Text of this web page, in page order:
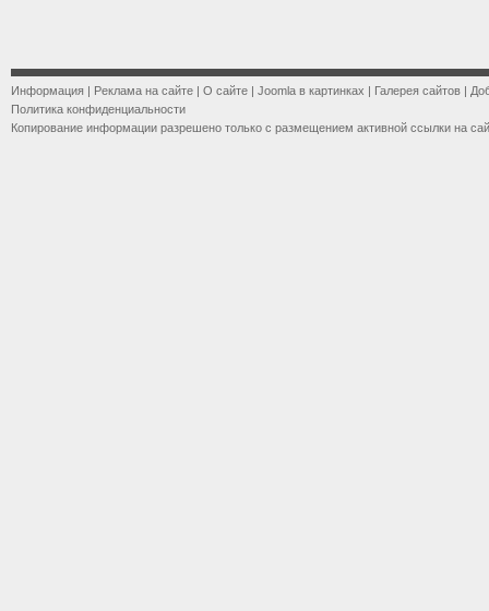
Информация | Реклама на сайте | О сайте | Joomla в картинках | Галерея сайтов |
Политика конфиденциальности
Копирование информации разрешено только с размещением активной ссылки на